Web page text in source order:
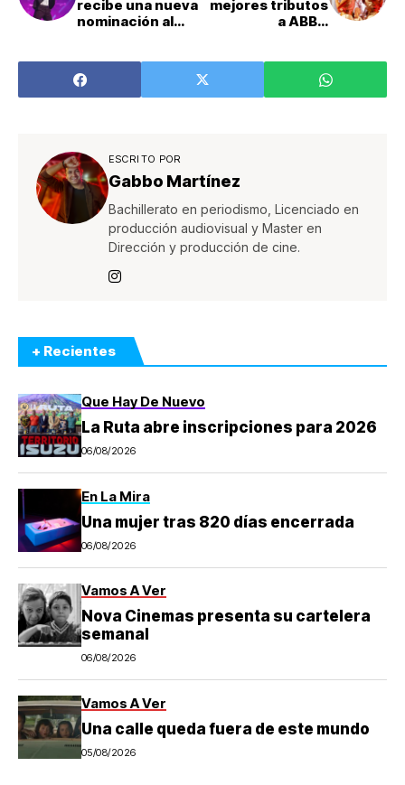
recibe una nueva
nominación al
pop" con "Ahora"
mejores tributos
a ABBA
Costa Rica
ESCRITO POR
Gabbo Martínez
Bachillerato en periodismo, Licenciado en
producción audiovisual y Master en
Dirección y producción de cine.
+ Recientes
Que Hay De Nuevo
La Ruta abre inscripciones para 2026
06/08/2026
En La Mira
Una mujer tras 820 días encerrada
06/08/2026
Vamos A Ver
Nova Cinemas presenta su cartelera
semanal
06/08/2026
Vamos A Ver
Una calle queda fuera de este mundo
05/08/2026